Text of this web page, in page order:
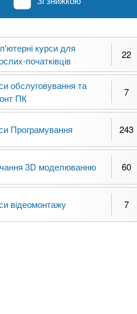
курси для
початківців
22
обслуговування та
ПК
7
Програмування 243
3D моделюванню 60
відеомонтажу 7